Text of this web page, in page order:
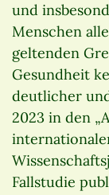
und
Menschen
geltenden
Gesundheit
deutlicher
2023 in den
Fallstudie